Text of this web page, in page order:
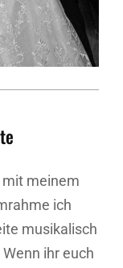
mit meinem
ich
musikalisch
ihr euch